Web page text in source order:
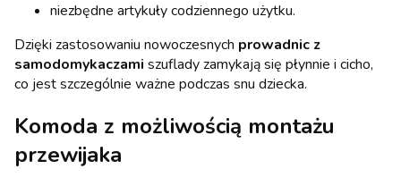
niezbędne artykuły codziennego użytku.
Dzięki zastosowaniu nowoczesnych prowadnic z
samodomykaczami szuflady zamykają się płynnie i cicho,
co jest szczególnie ważne podczas snu dziecka.
Komoda z możliwością montażu
przewijaka